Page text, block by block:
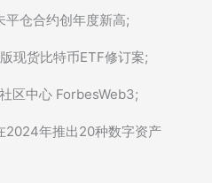
仓合约创年度新高;
现货比特币ETF修订案;
区中心 ForbesWeb3;
2024年推出20种数字资产